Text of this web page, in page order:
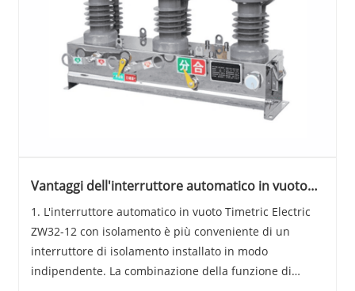
Vantaggi dell'interruttore automatico in vuoto
1. L'interruttore automatico in vuoto Timetric Electric
ZW32-12 con isolamento è più conveniente di un
interruttore di isolamento installato in modo
indipendente. La combinazione della funzione di